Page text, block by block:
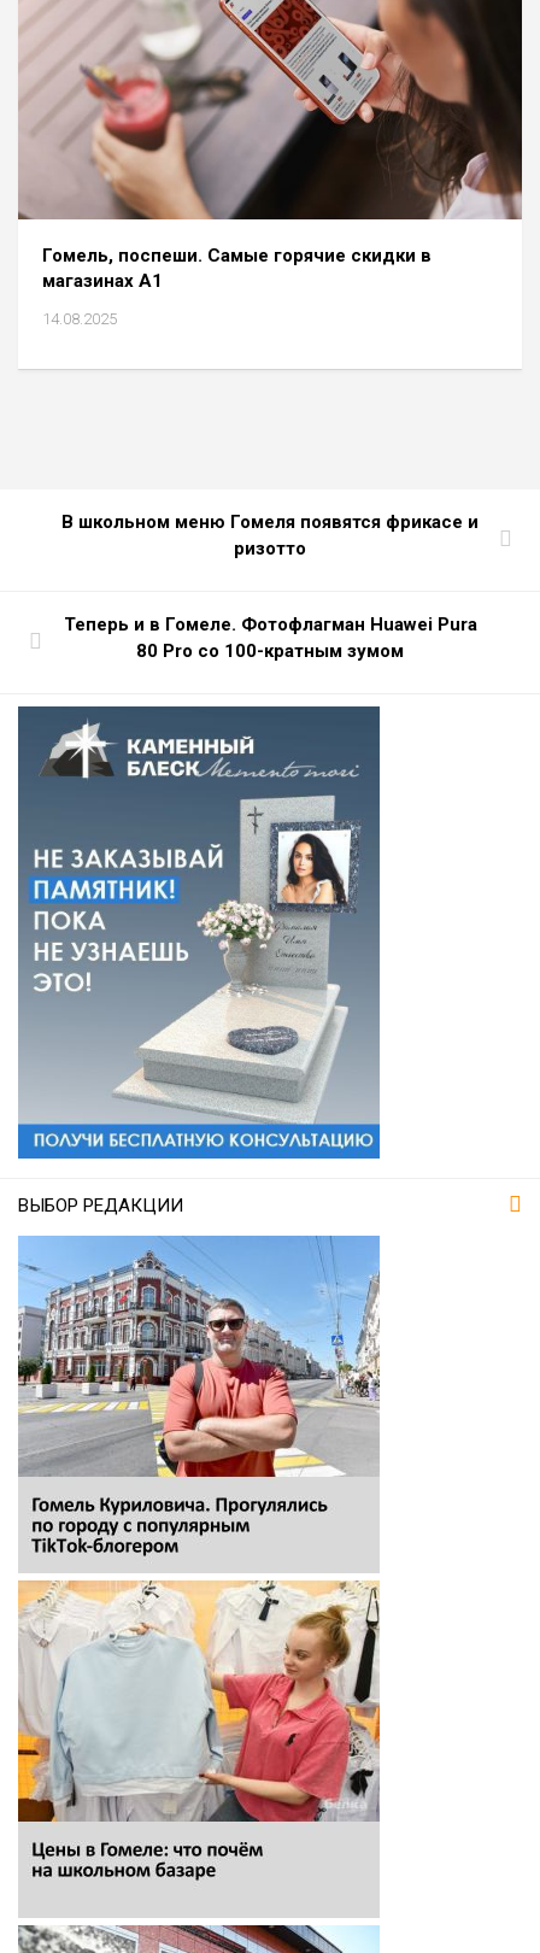
Гомель, поспеши. Самые горячие скидки в
магазинах А1
14.08.2025
В школьном меню Гомеля появятся фрикасе и
ризотто
Теперь и в Гомеле. Фотофлагман Huawei Pura
80 Pro со 100-кратным зумом
ВЫБОР РЕДАКЦИИ